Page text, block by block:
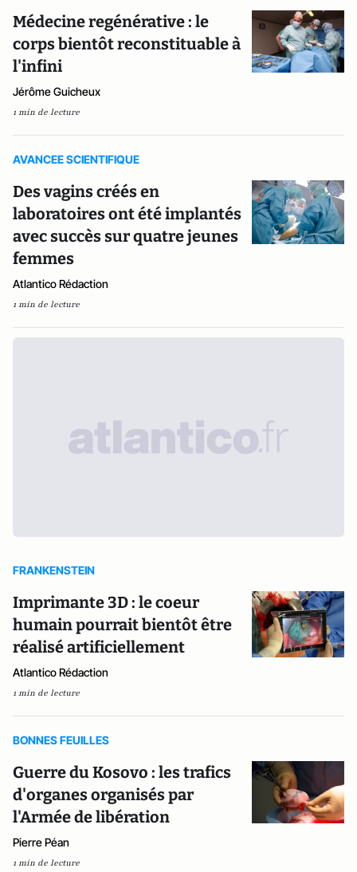
Médecine regénérative : le
corps bientôt reconstituable à
l'infini
Jérôme Guicheux
1 min de lecture
AVANCEE SCIENTIFIQUE
Des vagins créés en
laboratoires ont été implantés
avec succès sur quatre jeunes
femmes
Atlantico Rédaction
1 min de lecture
FRANKENSTEIN
Imprimante 3D : le coeur
humain pourrait bientôt être
réalisé artificiellement
Atlantico Rédaction
1 min de lecture
BONNES FEUILLES
Guerre du Kosovo : les trafics
d'organes organisés par
l'Armée de libération
Pierre Péan
1 min de lecture